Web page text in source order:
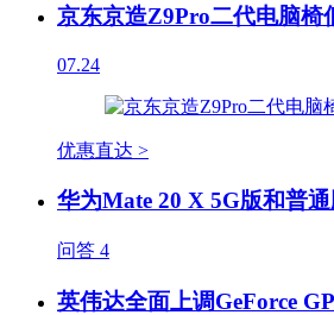
京东京造Z9Pro二代电脑椅
07.24
优惠直达 >
华为Mate 20 X 5G版和普
问答 4
英伟达全面上调GeForce